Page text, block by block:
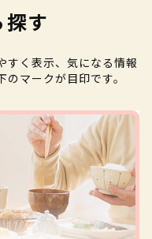
探す
すく表示、気になる情報
マークが目印です。